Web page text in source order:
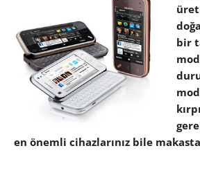
bir
en önemli cihazlarınız bile